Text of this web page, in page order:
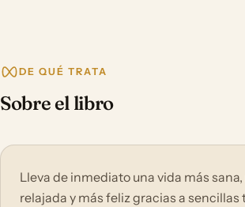
DE QUÉ TRATA
Sobre el libro
Lleva de inmediato una vida más sana,
relajada y más feliz gracias a sencillas